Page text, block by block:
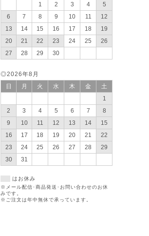
1
2 3 4
5
6
7 8 9 10 11
12
13
14 15 16 17 18
19
20
21 22 23 24 25
26
27
28 29 30
◎2026年8月
日
月 火 水 木 金
土
1
2
3 4 5 6 7
8
9
10 11 12 13 14
15
16
17 18 19 20 21
22
23
24 25 26 27 28
29
30
31
はお休み
※メール配信･商品発送･お問い合わせのお休
みです。
※ご注文は年中無休で承っています。